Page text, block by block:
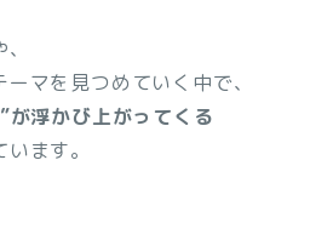
マを見つめていく中で、
が浮かび上がってくる
ます。